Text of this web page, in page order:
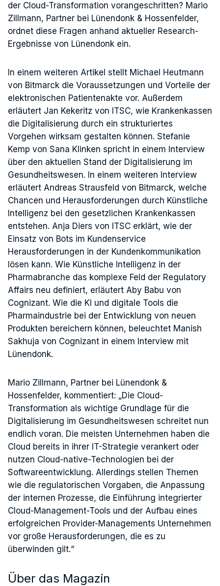
der Cloud-Transformation vorangeschritten? Mario
Zillmann, Partner bei Lünendonk & Hossenfelder,
ordnet diese Fragen anhand aktueller Research-
Ergebnisse von Lünendonk ein.
In einem weiteren Artikel stellt Michael Heutmann
von Bitmarck die Voraussetzungen und Vorteile der
elektronischen Patientenakte vor. Außerdem
erläutert Jan Kekeritz von ITSC, wie Krankenkassen
die Digitalisierung durch ein strukturiertes
Vorgehen wirksam gestalten können. Stefanie
Kemp von Sana Klinken spricht in einem Interview
über den aktuellen Stand der Digitalisierung im
Gesundheitswesen. In einem weiteren Interview
erläutert Andreas Strausfeld von Bitmarck, welche
Chancen und Herausforderungen durch Künstliche
Intelligenz bei den gesetzlichen Krankenkassen
entstehen. Anja Diers von ITSC erklärt, wie der
Einsatz von Bots im Kundenservice
Herausforderungen in der Kundenkommunikation
lösen kann. Wie Künstliche Intelligenz in der
Pharmabranche das komplexe Feld der Regulatory
Affairs neu definiert, erläutert Aby Babu von
Cognizant. Wie die KI und digitale Tools die
Pharmaindustrie bei der Entwicklung von neuen
Produkten bereichern können, beleuchtet Manish
Sakhuja von Cognizant in einem Interview mit
Lünendonk.
Mario Zillmann, Partner bei Lünendonk &
Hossenfelder, kommentiert: „Die Cloud-
Transformation als wichtige Grundlage für die
Digitalisierung im Gesundheitswesen schreitet nun
endlich voran. Die meisten Unternehmen haben die
Cloud bereits in ihrer IT-Strategie verankert oder
nutzen Cloud-native-Technologien bei der
Softwareentwicklung. Allerdings stellen Themen
wie die regulatorischen Vorgaben, die Anpassung
der internen Prozesse, die Einführung integrierter
Cloud-Management-Tools und der Aufbau eines
erfolgreichen Provider-Managements Unternehmen
vor große Herausforderungen, die es zu
überwinden gilt.“
Über das Magazin